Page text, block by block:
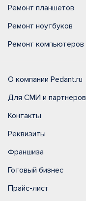
Ремонт планшетов
Ремонт ноутбуков
Ремонт компьютеров
О компании Pedant.ru
Для СМИ и партнеров
Контакты
Реквизиты
Франшиза
Готовый бизнес
Прайс-лист